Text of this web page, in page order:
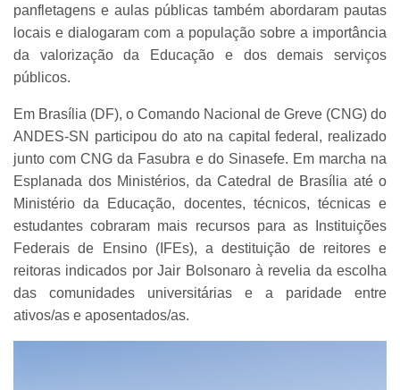
panfletagens e aulas públicas também abordaram pautas
locais e dialogaram com a população sobre a importância
da valorização da Educação e dos demais serviços
públicos.
Em Brasília (DF), o Comando Nacional de Greve (CNG) do
ANDES-SN participou do ato na capital federal, realizado
junto com CNG da Fasubra e do Sinasefe. Em marcha na
Esplanada dos Ministérios, da Catedral de Brasília até o
Ministério da Educação, docentes, técnicos, técnicas e
estudantes cobraram mais recursos para as Instituições
Federais de Ensino (IFEs), a destituição de reitores e
reitoras indicados por Jair Bolsonaro à revelia da escolha
das comunidades universitárias e a paridade entre
ativos/as e aposentados/as.